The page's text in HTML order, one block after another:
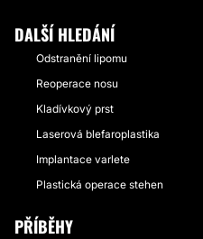
DALŠÍ HLEDÁNÍ
Odstranění lipomu
Reoperace nosu
Kladívkový prst
Laserová blefaroplastika
Implantace varlete
Plastická operace stehen
PŘÍBĚHY